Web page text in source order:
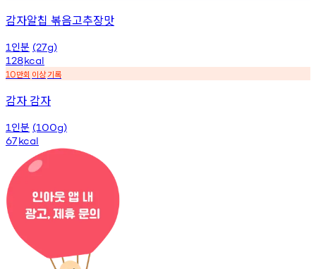
감자알칩 볶음고추장맛
1 인분 (27g)
128kcal
10만회 이상기록
감자 감자
1 인분 (100g)
67kcal